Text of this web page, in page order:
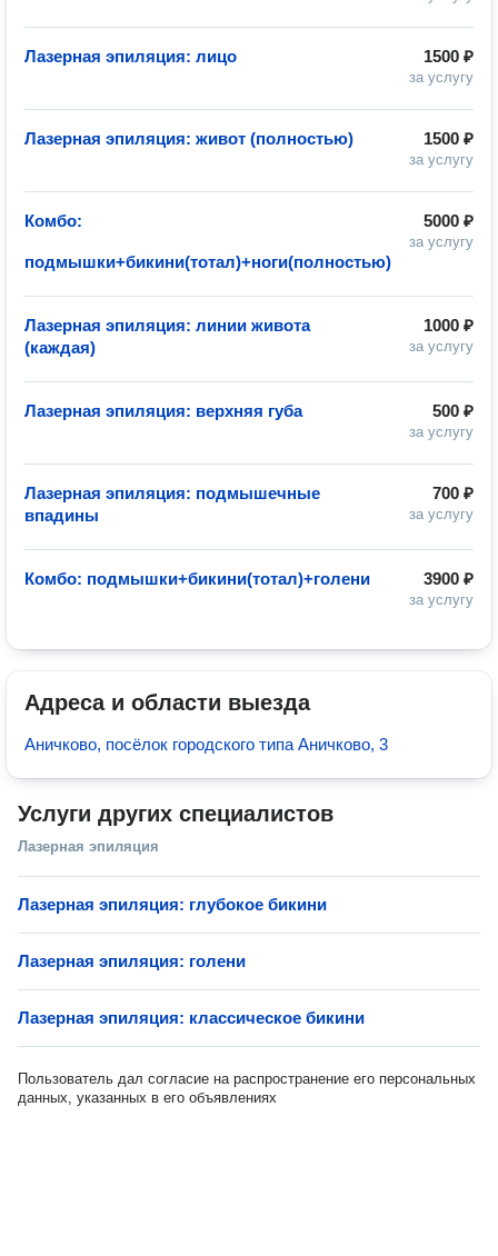
1500 ₽
за услугу
Лазерная эпиляция: лицо
1500 ₽
за услугу
Лазерная эпиляция: живот (полностью)
5000 ₽
за услугу
Комбо:
подмышки+бикини(тотал)+ноги(полностью)
1000 ₽
за услугу
Лазерная эпиляция: линии живота
(каждая)
500 ₽
за услугу
Лазерная эпиляция: верхняя губа
700 ₽
за услугу
Лазерная эпиляция: подмышечные
впадины
3900 ₽
за услугу
Комбо: подмышки+бикини(тотал)+голени
Адреса и области выезда
Аничково, посёлок городского типа Аничково, 3
Услуги других специалистов
Лазерная эпиляция
Лазерная эпиляция: глубокое бикини
Лазерная эпиляция: голени
Лазерная эпиляция: классическое бикини
Пользователь дал согласие на распространение его персональных
данных, указанных в его объявлениях